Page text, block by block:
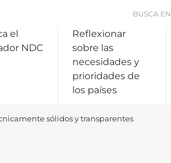
BUSCA EN
el
NDC
Reflexionar
sobre las
necesidades y
prioridades de
los países
sólidos y transparentes